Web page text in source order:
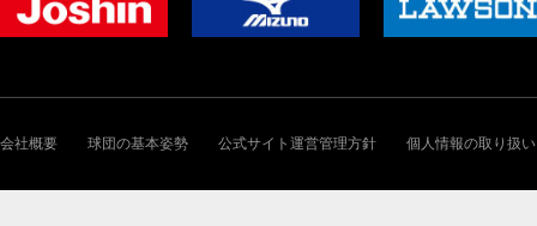
会社概要 球団の基本姿勢 公式サイト運営管理方針 個人情報の取り扱い